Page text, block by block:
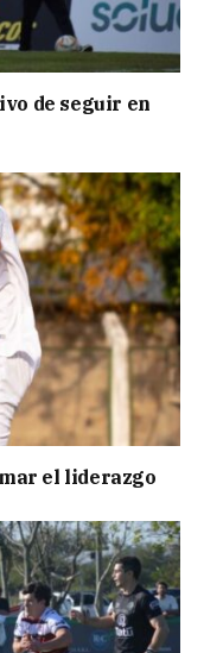
de seguir en
el liderazgo